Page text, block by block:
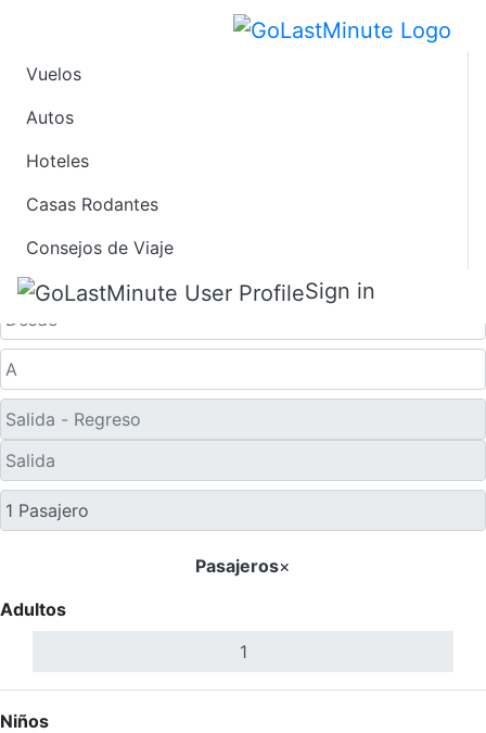
Vuelos
Autos
Hoteles
Casas Rodantes
Consejos de Viaje
Sign in
Ofertas de Viaje de
Último Minuto a
Solo ida
Pasajeros×
Adultos
Niños